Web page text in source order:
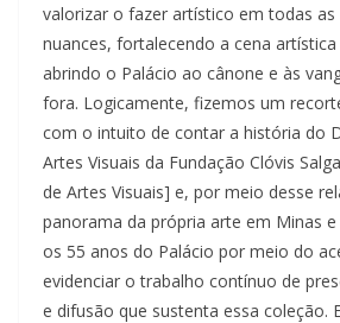
valorizar o fazer artístico em todas
nuances, fortalecendo a cena
abrindo o Palácio ao cânone e às
fora. Logicamente, fizemos um
com o intuito de contar a história do
Artes Visuais da Fundação Clóvis
de Artes Visuais] e, por meio desse
panorama da própria arte em Minas
os 55 anos do Palácio por meio do
evidenciar o trabalho contínuo de
e difusão que sustenta essa coleção.